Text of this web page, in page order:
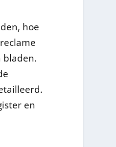
hoe
bladen.
en